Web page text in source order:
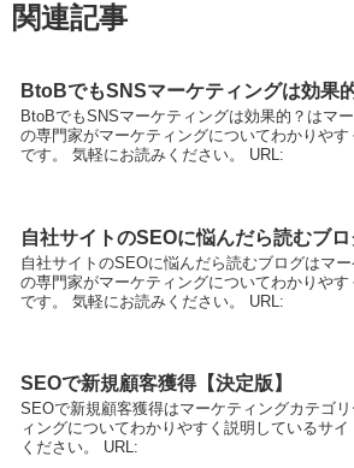
関連記事
BtoBでもSNSマーケティングは効果
BtoBでもSNSマーケティングは効果的？はマ
の専門家がマーケティングについてわかりやす
です。 気軽にお読みください。 URL:
自社サイトのSEOに悩んだら読むブロ
自社サイトのSEOに悩んだら読むブログはマ
の専門家がマーケティングについてわかりやす
です。 気軽にお読みください。 URL:
SEOで新規顧客獲得【決定版】
SEOで新規顧客獲得はマーケティングカテゴ
ィングについてわかりやすく説明しているサ
ください。 URL: